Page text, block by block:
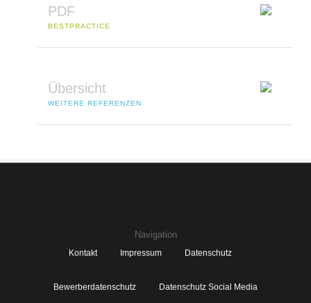
PDF
BESTPRACTICE
Übersicht
WEITERE REFERENZEN
Navigation
Kontakt Impressum Datenschutz
Bewerberdatenschutz Datenschutz Social Media